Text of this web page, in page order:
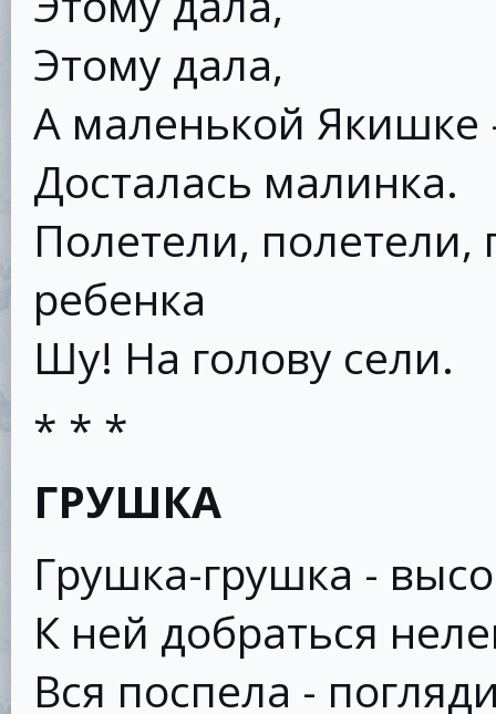
Этому дала,
А маленькой Якишке
Досталась малинка.
Полетели,
ребенка
Шу! На голову сели.
* * *
ГРУШКА
Грушка-грушка -
К ней добраться
Вся поспела -